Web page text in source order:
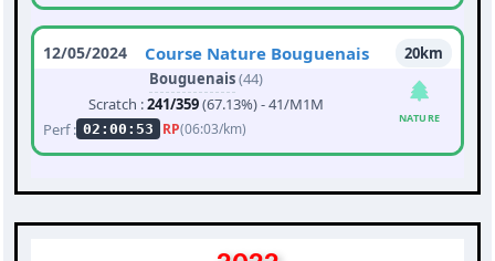
12/05/2024 Course Nature Bouguenais
20km
Bouguenais(44)
Scratch :241/359(67.13%) - 41/M1M
Perf : 02:00:53 RP(06:03/km)
NATURE